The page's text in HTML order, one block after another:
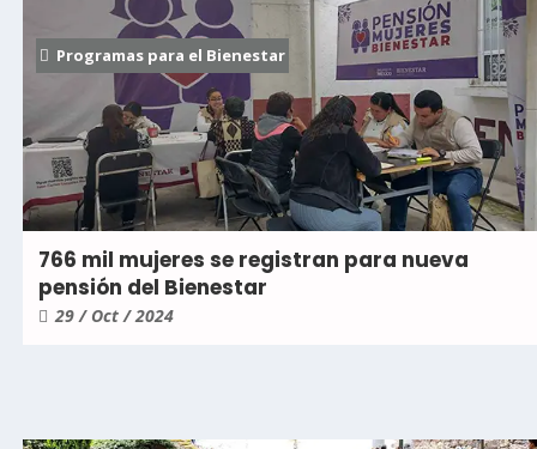
Programas para el Bienestar
766 mil mujeres se registran para nueva
pensión del Bienestar
29 / Oct / 2024